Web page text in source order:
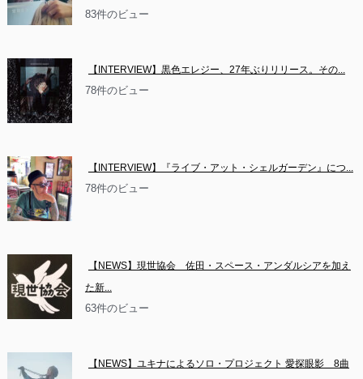
83件のビュー
【INTERVIEW】黒色エレジー、27年ぶりリリース。その...
78件のビュー
【INTERVIEW】『ライブ・アット・シェルガーデン』につ...
78件のビュー
【NEWS】現世協会　佐田・スペース・アンダルシアを加え
た新...
63件のビュー
【NEWS】ユキナによるソロ・プロジェクト 愛探眼影　8曲